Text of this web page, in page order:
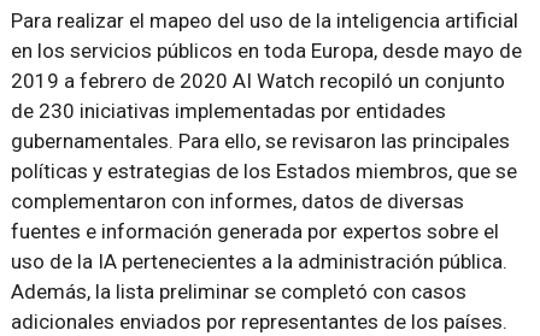
Para realizar el mapeo del uso de la inteligencia artificial
en los servicios públicos en toda Europa, desde mayo de
2019 a febrero de 2020 AI Watch recopiló un conjunto
de 230 iniciativas implementadas por entidades
gubernamentales. Para ello, se revisaron las principales
políticas y estrategias de los Estados miembros, que se
complementaron con informes, datos de diversas
fuentes e información generada por expertos sobre el
uso de la IA pertenecientes a la administración pública.
Además, la lista preliminar se completó con casos
adicionales enviados por representantes de los países.